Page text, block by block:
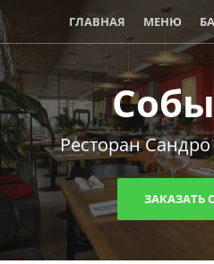
ГЛАВНАЯ МЕНЮ
Ресторан
ЗАКАЗАТЬ